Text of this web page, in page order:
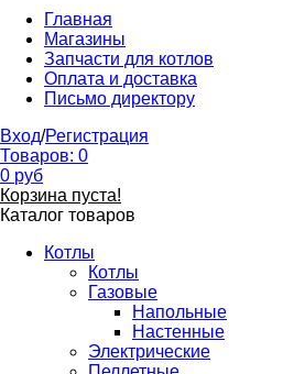
Главная
Магазины
Запчасти для котлов
Оплата и доставка
Письмо директору
Вход/Регистрация
Товаров: 0
0 руб
Корзина пуста!
Каталог товаров
Котлы
Котлы
Газовые
Напольные
Настенные
Электрические